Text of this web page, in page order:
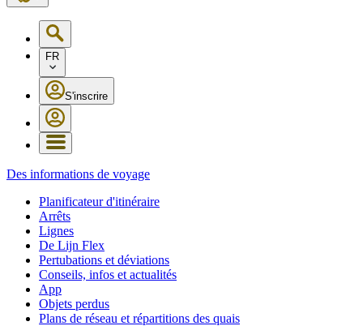
FR
S'inscrire
Des informations de voyage
Planificateur d'itinéraire
Arrêts
Lignes
De Lijn Flex
Pertubations et déviations
Conseils, infos et actualités
App
Objets perdus
Plans de réseau et répartitions des quais